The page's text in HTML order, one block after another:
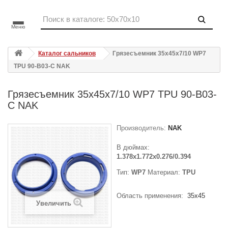
Меню
Каталог сальников
Грязесъемник 35x45x7/10 WP7
TPU 90-B03-C NAK
Грязесъемник 35x45x7/10 WP7 TPU 90-B03-
C NAK
Увеличить
Производитель: NAK
В дюймах:
1.378x1.772x0.276/0.394
Тип: WP7 Материал: TPU
Область применения: 35x45